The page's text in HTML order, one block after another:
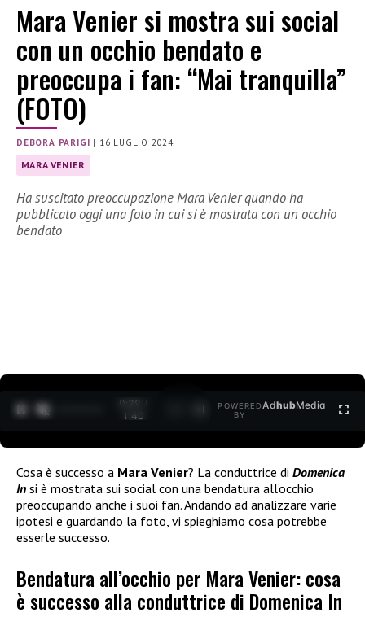
Mara Venier si mostra sui social
con un occhio bendato e
preoccupa i fan: “Mai tranquilla”
(FOTO)
DEBORA PARIGI | 16 LUGLIO 2024
MARA VENIER
Ha suscitato preoccupazione Mara Venier quando ha
pubblicato oggi una foto in cui si è mostrata con un occhio
bendato
0:30 /
1:40
POWERED
BY
AdhubMedia
Cosa è successo a Mara Venier? La conduttrice di Domenica
In si è mostrata sui social con una bendatura all’occhio
preoccupando anche i suoi fan. Andando ad analizzare varie
ipotesi e guardando la foto, vi spieghiamo cosa potrebbe
esserle successo.
Bendatura all’occhio per Mara Venier: cosa
è successo alla conduttrice di Domenica In